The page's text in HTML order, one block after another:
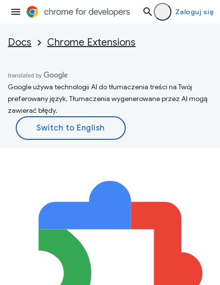
Zaloguj się
Docs Chrome Extensions
Google używa technologii AI do tłumaczenia treści na Twój
preferowany język. Tłumaczenia wygenerowane przez AI mogą
zawierać błędy.